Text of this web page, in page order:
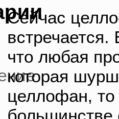
Сейчас
что любая
которая
целлофан, то